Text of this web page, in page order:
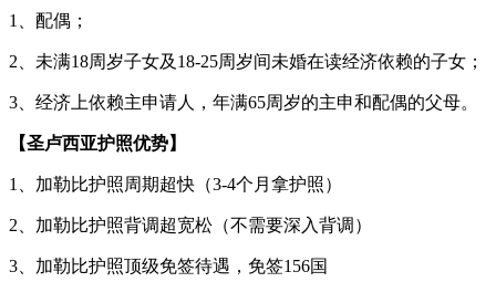
1、配偶；
2、未满18周岁子女及18-25周岁间未婚在读经济依赖的子女；
3、经济上依赖主申请人，年满65周岁的主申和配偶的父母。
【圣卢西亚护照优势】
1、加勒比护照周期超快（3-4个月拿护照）
2、加勒比护照背调超宽松（不需要深入背调）
3、加勒比护照顶级免签待遇，免签156国